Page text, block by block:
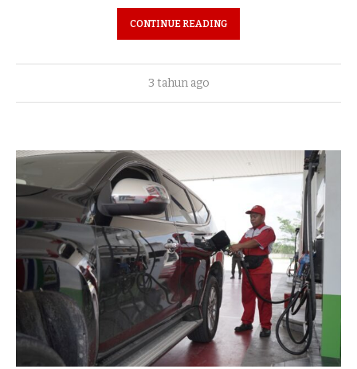
CONTINUE READING
3 tahun ago